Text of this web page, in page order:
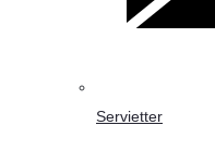
Servietter